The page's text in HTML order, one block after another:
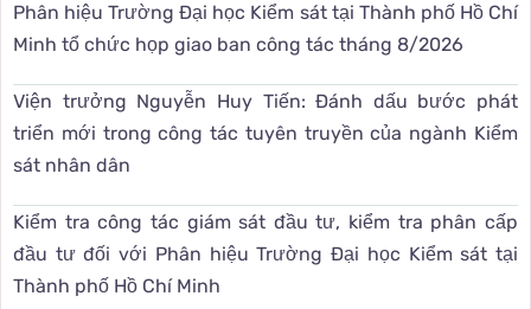
Phân hiệu Trường Đại học Kiểm sát tại Thành phố Hồ Chí
Minh tổ chức họp giao ban công tác tháng 8/2026
Viện trưởng Nguyễn Huy Tiến: Đánh dấu bước phát
triển mới trong công tác tuyên truyền của ngành Kiểm
sát nhân dân
Kiểm tra công tác giám sát đầu tư, kiểm tra phân cấp
đầu tư đối với Phân hiệu Trường Đại học Kiểm sát tại
Thành phố Hồ Chí Minh